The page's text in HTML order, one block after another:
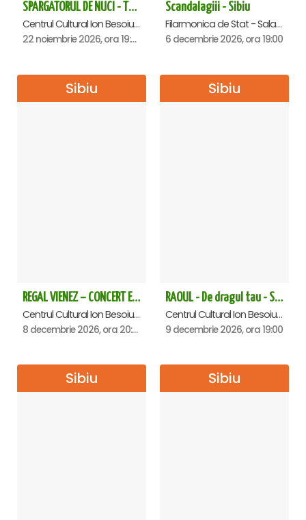
SPARGATORUL DE NUCI - Turneu National - Sibiu
Centrul Cultural Ion Besoiu ( Casa de Cultura a Sindicatelor ), Sibiu
22 noiembrie 2026, ora 19:00
Scandalagiii - Sibiu
Filarmonica de Stat - Sala Thalia, Sibiu
6 decembrie 2026, ora 19:00
Sibiu
REGAL VIENEZ – CONCERT EXTRAORDINAR DE CRACIUN - Sibiu
Centrul Cultural Ion Besoiu ( Casa de Cultura a Sindicatelor ), Sibiu
8 decembrie 2026, ora 20:00
Sibiu
RAOUL - De dragul tau - Sibiu
Centrul Cultural Ion Besoiu ( Casa de Cultura a Sindicatelor ), Sibiu
9 decembrie 2026, ora 19:00
Sibiu Sibiu